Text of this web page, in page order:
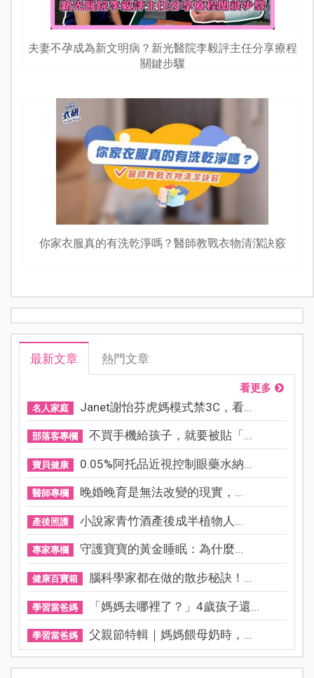
夫妻不孕成為新文明病？新光醫院李毅評主任分享療程
關鍵步驟
你家衣服真的有洗乾淨嗎？醫師教戰衣物清潔訣竅
最新文章 熱門文章
看更多
名人家庭 Janet謝怡芬虎媽模式禁3C，看...
部落客專欄 不買手機給孩子，就要被貼「...
寶貝健康 0.05%阿托品近視控制眼藥水納...
醫師專欄 晚婚晚育是無法改變的現實，...
產後照護 小說家青竹酒產後成半植物人...
專家專欄 守護寶寶的黃金睡眠：為什麼...
健康百寶箱 腦科學家都在做的散步秘訣！...
學習當爸媽 「媽媽去哪裡了？」4歲孩子還...
學習當爸媽 父親節特輯｜媽媽餵母奶時，...